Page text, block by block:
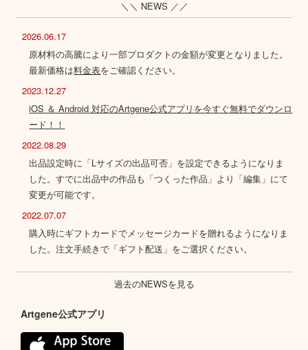
＼＼ NEWS ／／
2026.06.17
原材料の高騰により一部プロダクトの金額が変更となりました。
最新価格は料金表をご確認ください。
2023.12.27
iOS ＆ Android 対応のArtgene公式アプリを今すぐ無料でダウンロ
ード！！
2022.08.29
出品設定時に「Lサイズの出品可否」を設定できるようになりま
した。すでに出品中の作品も「つくった作品」より「編集」にて
変更が可能です。
2022.07.07
購入時にギフトカードでメッセージカードを贈れるようになりま
した。注文手続きで「ギフト配送」をご選択ください。
過去のNEWSを見る
Artgene公式アプリ